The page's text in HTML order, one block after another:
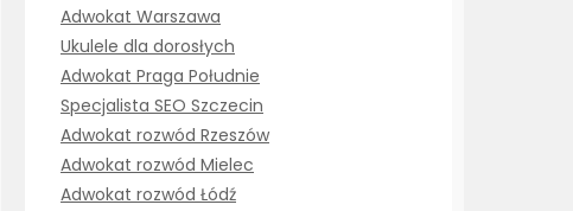
Adwokat Warszawa
Ukulele dla dorosłych
Adwokat Praga Południe
Specjalista SEO Szczecin
Adwokat rozwód Rzeszów
Adwokat rozwód Mielec
Adwokat rozwód Łódź